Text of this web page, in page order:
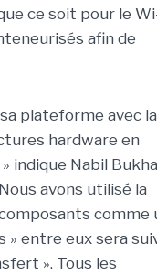
ce soit pour le
afin de
plateforme avec la
hardware en
indique Nabil
avons utilisé la
comme
» entre eux sera
». Tous les